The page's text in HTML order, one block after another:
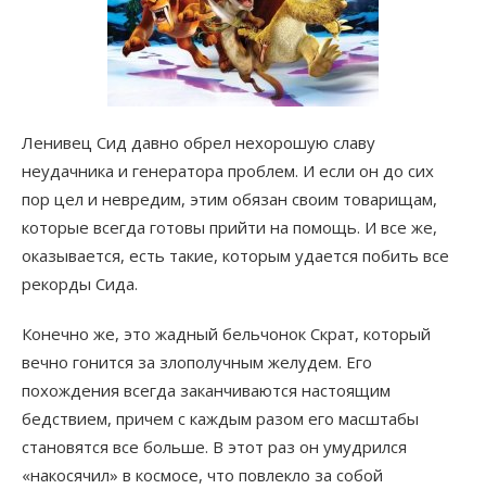
Ленивец Сид давно обрел нехорошую славу
неудачника и генератора проблем. И если он до сих
пор цел и невредим, этим обязан своим товарищам,
которые всегда готовы прийти на помощь. И все же,
оказывается, есть такие, которым удается побить все
рекорды Сида.
Конечно же, это жадный бельчонок Скрат, который
вечно гонится за злополучным желудем. Его
похождения всегда заканчиваются настоящим
бедствием, причем с каждым разом его масштабы
становятся все больше. В этот раз он умудрился
«накосячил» в космосе, что повлекло за собой